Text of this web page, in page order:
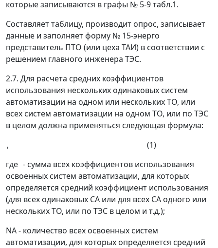
которые записываются в графы № 5-9 табл.1.
Составляет таблицу, производит опрос, записывает
данные и заполняет форму № 15-энерго
представитель ПТО (или цеха ТАИ) в соответствии с
решением главного инженера ТЭС.
2.7. Для расчета средних коэффициентов
использования нескольких одинаковых систем
автоматизации на одном или нескольких ТО, или
всех систем автоматизации на одном ТО, или по ТЭС
в целом должна применяться следующая формула:
, (1)
где - сумма всех коэффициентов использования
освоенных систем автоматизации, для которых
определяется средний коэффициент использования
(для всех одинаковых СА или для всех СА одного или
нескольких ТО, или по ТЭС в целом и т.д.);
NА- количество всех освоенных систем
автоматизации, для которых определяется средний